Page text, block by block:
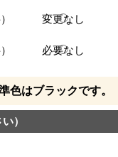
変更なし
必要なし
色はブラックです。
）